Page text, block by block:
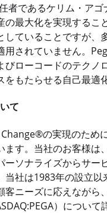
者であるケリム・ア
の最大化を実現するこ
していることですが、
用されていません。
びローコードのテク
をもたらせる自己最適
て
の実現のため
ます。当社のお客様
ーソナライズからサ
当社は1983年の設立
ニーズに応えながら
）について